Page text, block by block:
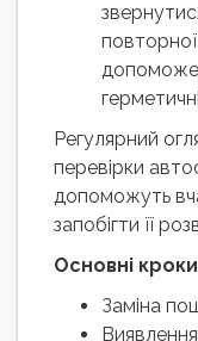
допоможе
Регулярний
перевірки
допоможуть
запобігти її
Основні
Заміна